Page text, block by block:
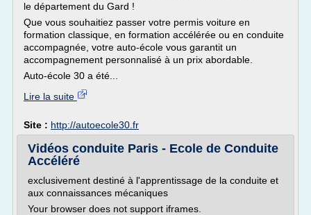
le département du Gard !
Que vous souhaitiez passer votre permis voiture en
formation classique, en formation accélérée ou en conduite
accompagnée, votre auto-école vous garantit un
accompagnement personnalisé à un prix abordable.
Auto-école 30 a été...
Lire la suite
Site : http://autoecole30.fr
Vidéos conduite Paris - Ecole de Conduite
Accéléré
exclusivement destiné à l'apprentissage de la conduite et
aux connaissances mécaniques
Your browser does not support iframes.